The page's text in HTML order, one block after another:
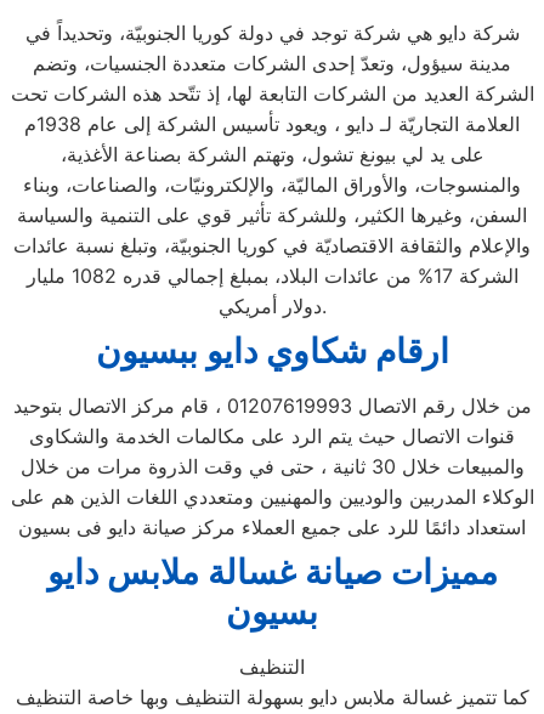
شركة دايو هي شركة توجد في دولة كوريا الجنوبيّة، وتحديداً في
مدينة سيؤول، وتعدّ إحدى الشركات متعددة الجنسيات، وتضم
الشركة العديد من الشركات التابعة لها، إذ تتّحد هذه الشركات تحت
العلامة التجاريّة لـ دايو ، ويعود تأسيس الشركة إلى عام 1938م
على يد لي بيونغ تشول، وتهتم الشركة بصناعة الأغذية،
والمنسوجات، والأوراق الماليّة، والإلكترونيّات، والصناعات، وبناء
السفن، وغيرها الكثير، وللشركة تأثير قوي على التنمية والسياسة
والإعلام والثقافة الاقتصاديّة في كوريا الجنوبيّة، وتبلغ نسبة عائدات
الشركة 17% من عائدات البلاد، بمبلغ إجمالي قدره 1082 مليار
دولار أمريكي.
ارقام شكاوي دايو ببسيون
من خلال رقم الاتصال 01207619993 ، قام مركز الاتصال بتوحيد
قنوات الاتصال حيث يتم الرد على مكالمات الخدمة والشكاوى
والمبيعات خلال 30 ثانية ، حتى في وقت الذروة مرات من خلال
الوكلاء المدربين والوديين والمهنيين ومتعددي اللغات الذين هم على
استعداد دائمًا للرد على جميع العملاء مركز صيانة دايو فى بسيون
مميزات صيانة غسالة ملابس دايو
بسيون
التنظيف
كما تتميز غسالة ملابس دايو بسهولة التنظيف وبها خاصة التنظيف